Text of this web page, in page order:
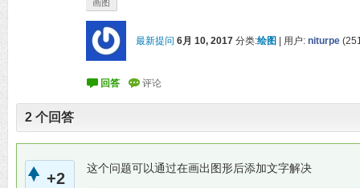
画图
最新提问 6月 10, 2017 分类:绘图 用户: niturpe (
2 个回答
+2
这个问题可以通过在画出图形后添加文字解决